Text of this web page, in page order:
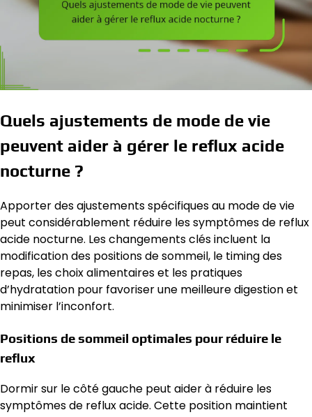
Quels ajustements de mode de vie
peuvent aider à gérer le reflux acide
nocturne ?
Apporter des ajustements spécifiques au mode de vie
peut considérablement réduire les symptômes de reflux
acide nocturne. Les changements clés incluent la
modification des positions de sommeil, le timing des
repas, les choix alimentaires et les pratiques
d’hydratation pour favoriser une meilleure digestion et
minimiser l’inconfort.
Positions de sommeil optimales pour réduire le
reflux
Dormir sur le côté gauche peut aider à réduire les
symptômes de reflux acide. Cette position maintient